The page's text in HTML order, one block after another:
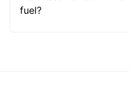
fuel?